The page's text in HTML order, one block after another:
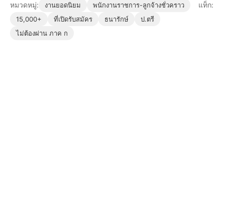
หมวดหมู่: งานยอดนิยม พนักงานราชการ-ลูกจ้างชั่วคราว แท็ก:
15,000+ ที่เปิดรับสมัคร ธนารักษ์
ป.ตรี
ไม่ต้องผ่าน ภาค ก